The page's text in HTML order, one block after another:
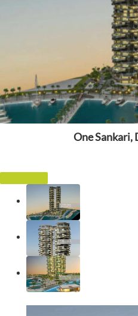
One Sankari,